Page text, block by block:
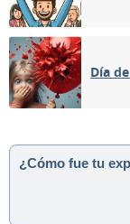
Día
¿Cómo fue tu